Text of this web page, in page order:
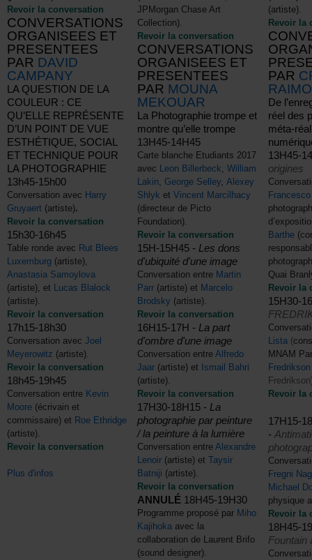
Revoir la conversation
CONVERSATIONS
ORGANISEES ET
PRESENTEES
PAR DAVID
CAMPANY
LA QUESTION DE LA
COULEUR : CE
QU’ELLE REPRÉSENTE
D’UN POINT DE VUE
ESTHÉTIQUE, SOCIAL
ET TECHNIQUE POUR
LA PHOTOGRAPHIE
13h45-15h00
Conversation avec Harry
Gruyaert (artiste).
Revoir la conversation
15h30-16h45
Table ronde avec Rut Blees
Luxemburg (artiste),
Anastasia Samoylova
(artiste), et Lucas Blalock
(artiste).
Revoir la conversation
17h15-18h30
Conversation avec Joel
Meyerowitz (artiste).
Revoir la conversation
18h45-19h45
Conversation entre Kevin
Moore (écrivain et
commissaire) et Roe Ethridge
(artiste).
Revoir la conversation
Plus d'infos
JPMorgan Chase Art
Collection).
Revoir la conversation
CONVERSATIONS
ORGANISEES ET
PRESENTEES
PAR MOUNA
MEKOUAR
La Photographie trompe et
montre qu’elle trompe
13H45-14H45
Carte blanche Etudiants 2017
avec Leon Billerbeck,William
Lakin, George Selley,Alexey
Shlyk etVincent Marcilhacy
(directeur de Picto
Foundation).
Revoir la conversation
15H-15H45 -Les dons
d'ubiquité d'une image
Conversation entre Martin
Parr (artiste) et Marcelo
Brodsky (artiste).
Revoir la conversation
16H15-17H -La part
d'ombre d'une image
Conversation entreAlfredo
Jaar (artiste) et Ismail Bahri
(artiste).
Revoir la conversation
17H30-18H15 -La
photographie par peinture
/ la peinture à la lumière
Conversation entreAlexandre
Lenoir (artiste) etTaysir
Batniji (artiste).
Revoir la conversation
ANNULÉ 18H45-19H30
Programme proposé par Miho
Kajihoka avec la
collaboration de Laurent Brifo
(sound designer).
(artiste).
Revoir la
PAR
De
réel des
méta-
13H45-
origines
Barthe
Quai
Revoir la
15H30-
Lista (
MNAM
Revoir la
17H15-
-
Fregni
Michael
physique
Revoir la
18H45-
Fountain